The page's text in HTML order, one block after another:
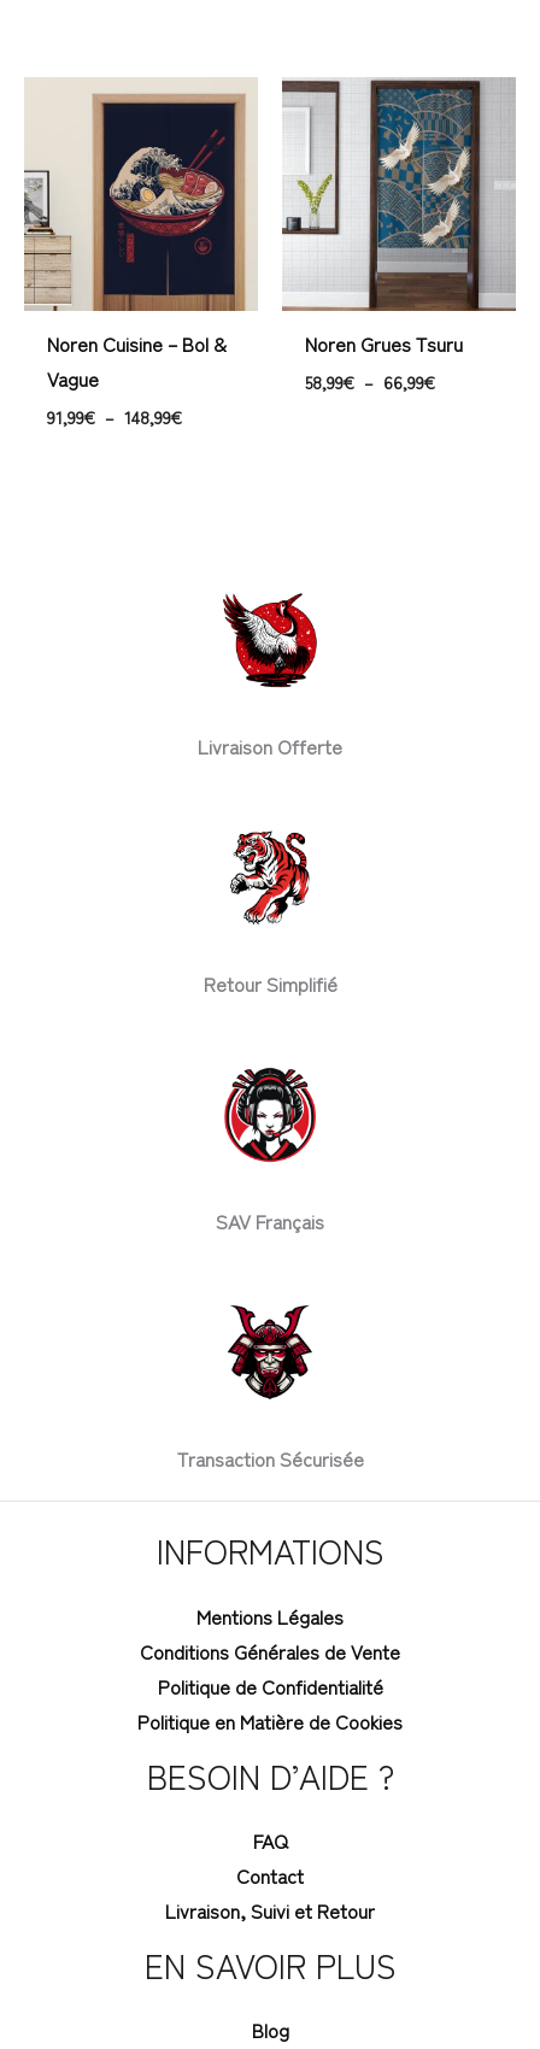
Noren Cuisine – Bol &
Vague
91,99€ – 148,99€
de
prix :
91,99€
à
148,99€
Noren Grues Tsuru
58,99€ – 66,99€
Plage
de
prix :
58,99€
à
66,99€
Livraison Offerte
Retour Simplifié
SAV Français
Transaction Sécurisée
INFORMATIONS
Mentions Légales
Conditions Générales de Vente
Politique de Confidentialité
Politique en Matière de Cookies
BESOIN D’AIDE ?
FAQ
Contact
Livraison, Suivi et Retour
EN SAVOIR PLUS
Blog